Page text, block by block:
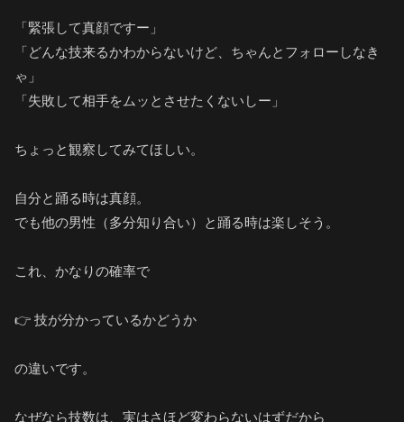
「緊張して真顔ですー」
「どんな技来るかわからないけど、ちゃんとフォローしなき
ゃ」
「失敗して相手をムッとさせたくないしー」
ちょっと観察してみてほしい。
自分と踊る時は真顔。
でも他の男性（多分知り合い）と踊る時は楽しそう。
これ、かなりの確率で
👉 技が分かっているかどうか
の違いです。
なぜなら技数は、実はさほど変わらないはずだから